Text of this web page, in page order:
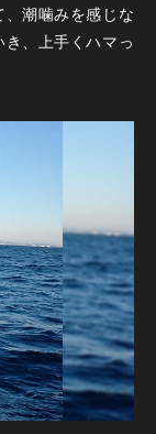
潮噛みを感じな
、上手くハマっ